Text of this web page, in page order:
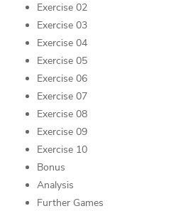
Exercise 02
Exercise 03
Exercise 04
Exercise 05
Exercise 06
Exercise 07
Exercise 08
Exercise 09
Exercise 10
Bonus
Analysis
Further Games